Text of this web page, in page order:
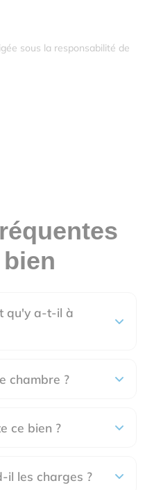
sous la responsabilité de
qu'y a-t-il à
chambre ?
ce bien ?
il les charges ?